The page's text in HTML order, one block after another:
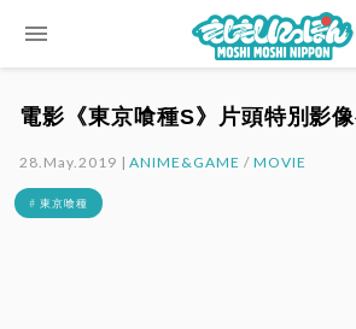
menu
電影《東京喰種S》片頭特別影像
28.May.2019 |ANIME&GAME / MOVIE
# 東京喰種